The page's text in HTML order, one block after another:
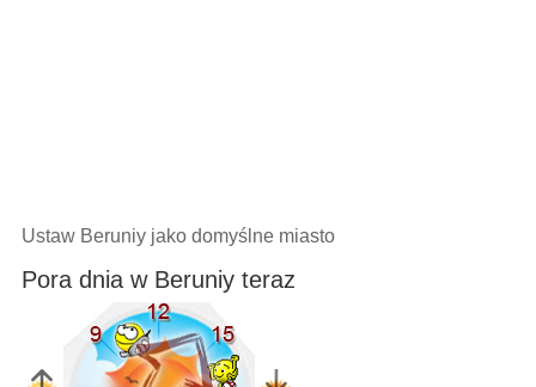
Ustaw Beruniy jako domyślne miasto
Pora dnia w Beruniy teraz